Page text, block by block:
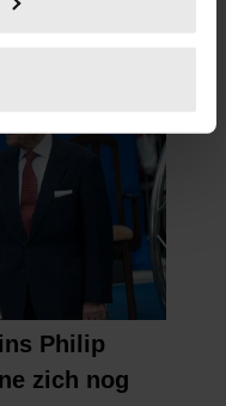
(fingerprinting)
en advertenties te
media te bieden
Ook delen we
site met onze
en analyse. Deze
met andere
of die ze hebben
van hun services. U